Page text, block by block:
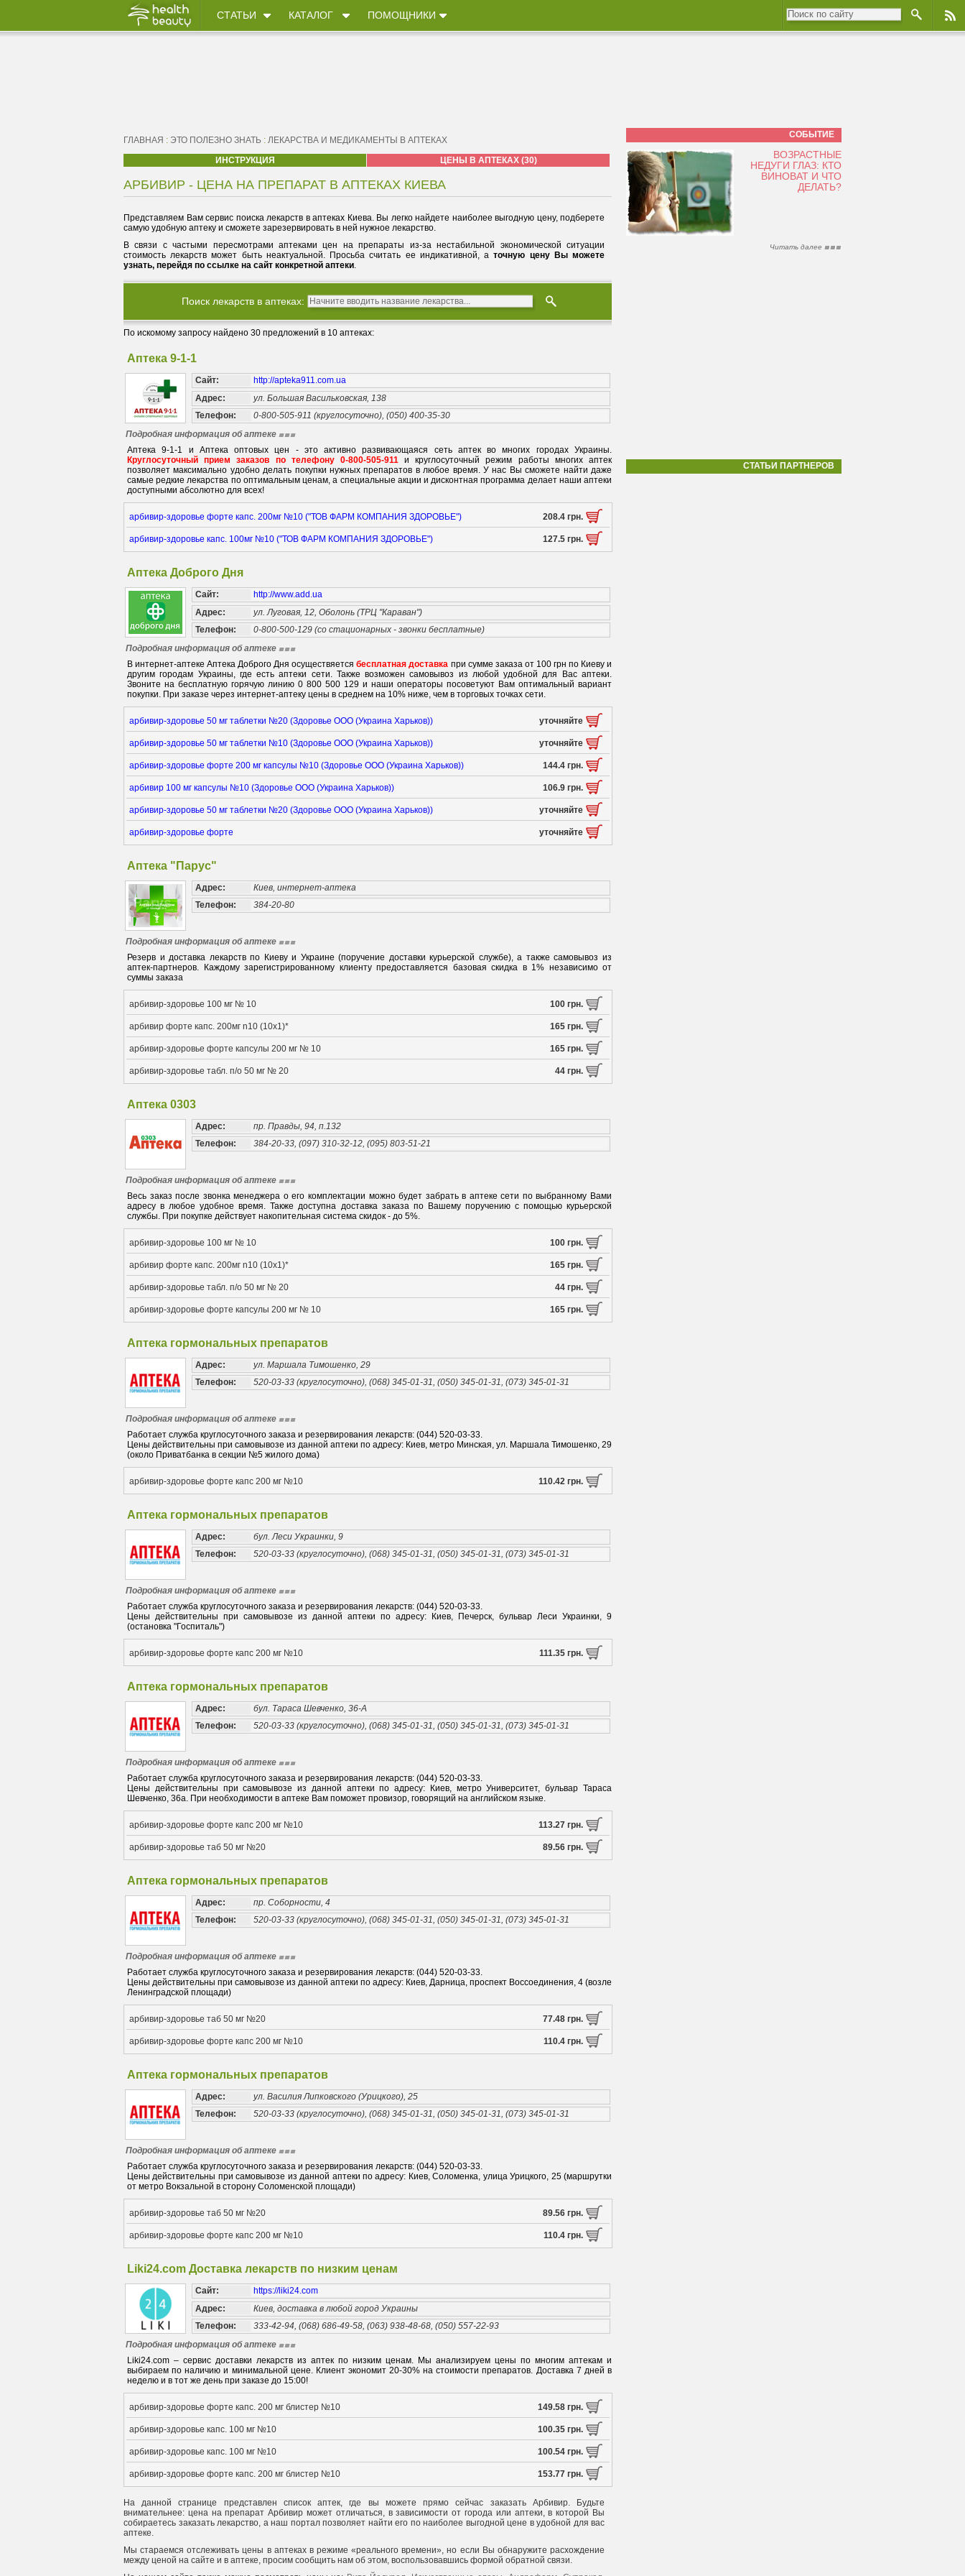
СТАТЬИ КАТАЛОГ ПОМОЩНИКИ
ГЛАВНАЯ : ЭТО ПОЛЕЗНО ЗНАТЬ : ЛЕКАРСТВА И МЕДИКАМЕНТЫ В АПТЕКАХ
ИНСТРУКЦИЯ
ЦЕНЫ В АПТЕКАХ (30)
АРБИВИР - ЦЕНА НА ПРЕПАРАТ В АПТЕКАХ КИЕВА
Представляем Вам сервис поиска лекарств в аптеках Киева. Вы легко найдете наиболее выгодную цену, подберете
самую удобную аптеку и сможете зарезервировать в ней нужное лекарство.
В связи с частыми пересмотрами аптеками цен на препараты из-за нестабильной экономической ситуации
стоимость лекарств может быть неактуальной. Просьба считать ее индикативной, аточную цену Вы можете
узнать, перейдя по ссылке на сайт конкретной аптеки.
Поиск лекарств в аптеках:
По искомому запросу найдено 30 предложений в 10 аптеках:
Аптека 9-1-1
Сайт:
http://apteka911.com.ua
Адрес:
ул. Большая Васильковская, 138
Телефон:
0-800-505-911 (круглосуточно), (050) 400-35-30
Подробная информация об аптеке
Аптека 9-1-1 и Аптека оптовых цен - это активно развивающаяся сеть аптек во многих городах Украины.
Круглосуточный прием заказов по телефону 0-800-505-911и круглосуточный режим работы многих аптек
позволяет максимально удобно делать покупки нужных препаратов в любое время. У нас Вы сможете найти даже
самые редкие лекарства по оптимальным ценам, а специальные акции и дисконтная программа делает наши аптеки
доступными абсолютно для всех!
арбивир-здоровье форте капс. 200мг №10 ("ТОВ ФАРМ КОМПАНИЯ ЗДОРОВЬЕ") 208.4 грн.
арбивир-здоровье капс. 100мг №10 ("ТОВ ФАРМ КОМПАНИЯ ЗДОРОВЬЕ") 127.5 грн.
Аптека Доброго Дня
Сайт:
http://www.add.ua
Адрес:
ул. Луговая, 12, Оболонь (ТРЦ "Караван")
Телефон:
0-800-500-129 (со стационарных - звонки бесплатные)
Подробная информация об аптеке
В интернет-аптеке Аптека Доброго Дня осуществяетсябесплатная доставка при сумме заказа от 100 грн по Киеву и
другим городам Украины, где есть аптеки сети. Также возможен самовывоз из любой удобной для Вас аптеки.
Звоните на бесплатную горячую линию 0 800 500 129 и наши операторы посоветуют Вам оптимальный вариант
покупки. При заказе через интернет-аптеку цены в среднем на 10% ниже, чем в торговых точках сети.
арбивир-здоровье 50 мг таблетки №20 (Здоровье ООО (Украина Харьков)) уточняйте
арбивир-здоровье 50 мг таблетки №10 (Здоровье ООО (Украина Харьков)) уточняйте
арбивир-здоровье форте 200 мг капсулы №10 (Здоровье ООО (Украина Харьков)) 144.4 грн.
арбивир 100 мг капсулы №10 (Здоровье ООО (Украина Харьков)) 106.9 грн.
арбивир-здоровье 50 мг таблетки №20 (Здоровье ООО (Украина Харьков)) уточняйте
арбивир-здоровье форте уточняйте
Аптека "Парус"
Адрес:
Киев, интернет-аптека
Телефон:
384-20-80
Подробная информация об аптеке
Резерв и доставка лекарств по Киеву и Украине (поручение доставки курьерской службе), а также самовывоз из
аптек-партнеров. Каждому зарегистрированному клиенту предоставляется базовая скидка в 1% независимо от
суммы заказа
арбивир-здоровье 100 мг № 10 100 грн.
арбивир форте капс. 200мг n10 (10х1)* 165 грн.
арбивир-здоровье форте капсулы 200 мг № 10 165 грн.
арбивир-здоровье табл. п/о 50 мг № 20 44 грн.
Аптека 0303
Адрес:
пр. Правды, 94, п.132
Телефон:
384-20-33, (097) 310-32-12, (095) 803-51-21
Подробная информация об аптеке
Весь заказ после звонка менеджера о его комплектации можно будет забрать в аптеке сети по выбранному Вами
адресу в любое удобное время. Также доступна доставка заказа по Вашему поручению с помощью курьерской
службы. При покупке действует накопительная система скидок - до 5%.
арбивир-здоровье 100 мг № 10 100 грн.
арбивир форте капс. 200мг n10 (10х1)* 165 грн.
арбивир-здоровье табл. п/о 50 мг № 20 44 грн.
арбивир-здоровье форте капсулы 200 мг № 10 165 грн.
Аптека гормональных препаратов
Адрес:
ул. Маршала Тимошенко, 29
Телефон:
520-03-33 (круглосуточно), (068) 345-01-31, (050) 345-01-31, (073) 345-01-31
Подробная информация об аптеке
Работает служба круглосуточного заказа и резервирования лекарств: (044) 520-03-33.
Цены действительны при самовывозе из данной аптеки по адресу: Киев, метро Минская, ул. Маршала Тимошенко, 29
(около Приватбанка в секции №5 жилого дома)
арбивир-здоровье форте капс 200 мг №10 110.42 грн.
Аптека гормональных препаратов
Адрес:
бул. Леси Украинки, 9
Телефон:
520-03-33 (круглосуточно), (068) 345-01-31, (050) 345-01-31, (073) 345-01-31
Подробная информация об аптеке
Работает служба круглосуточного заказа и резервирования лекарств: (044) 520-03-33.
Цены действительны при самовывозе из данной аптеки по адресу: Киев, Печерск, бульвар Леси Украинки, 9
(остановка "Госпиталь")
арбивир-здоровье форте капс 200 мг №10 111.35 грн.
Аптека гормональных препаратов
Адрес:
бул. Тараса Шевченко, 36-А
Телефон:
520-03-33 (круглосуточно), (068) 345-01-31, (050) 345-01-31, (073) 345-01-31
Подробная информация об аптеке
Работает служба круглосуточного заказа и резервирования лекарств: (044) 520-03-33.
Цены действительны при самовывозе из данной аптеки по адресу: Киев, метро Университет, бульвар Тараса
Шевченко, 36а. При необходимости в аптеке Вам поможет провизор, говорящий на английском языке.
арбивир-здоровье форте капс 200 мг №10 113.27 грн.
арбивир-здоровье таб 50 мг №20 89.56 грн.
Аптека гормональных препаратов
Адрес:
пр. Соборности, 4
Телефон:
520-03-33 (круглосуточно), (068) 345-01-31, (050) 345-01-31, (073) 345-01-31
Подробная информация об аптеке
Работает служба круглосуточного заказа и резервирования лекарств: (044) 520-03-33.
Цены действительны при самовывозе из данной аптеки по адресу: Киев, Дарница, проспект Воссоединения, 4 (возле
Ленинградской площади)
арбивир-здоровье таб 50 мг №20 77.48 грн.
арбивир-здоровье форте капс 200 мг №10 110.4 грн.
Аптека гормональных препаратов
Адрес:
ул. Василия Липковского (Урицкого), 25
Телефон:
520-03-33 (круглосуточно), (068) 345-01-31, (050) 345-01-31, (073) 345-01-31
Подробная информация об аптеке
Работает служба круглосуточного заказа и резервирования лекарств: (044) 520-03-33.
Цены действительны при самовывозе из данной аптеки по адресу: Киев, Соломенка, улица Урицкого, 25 (маршрутки
от метро Вокзальной в сторону Соломенской площади)
арбивир-здоровье таб 50 мг №20 89.56 грн.
арбивир-здоровье форте капс 200 мг №10 110.4 грн.
Liki24.com Доставка лекарств по низким ценам
Сайт:
https://liki24.com
Адрес:
Киев, доставка в любой город Украины
Телефон:
333-42-94, (068) 686-49-58, (063) 938-48-68, (050) 557-22-93
Подробная информация об аптеке
Liki24.com – сервис доставки лекарств из аптек по низким ценам. Мы анализируем цены по многим аптекам и
выбираем по наличию и минимальной цене. Клиент экономит 20-30% на стоимости препаратов. Доставка 7 дней в
неделю и в тот же день при заказе до 15:00!
арбивир-здоровье форте капс. 200 мг блистер №10 149.58 грн.
арбивир-здоровье капс. 100 мг №10 100.35 грн.
арбивир-здоровье капс. 100 мг №10 100.54 грн.
арбивир-здоровье форте капс. 200 мг блистер №10 153.77 грн.
На данной странице представлен список аптек, где вы можете прямо сейчас заказать Арбивир. Будьте
внимательнее: цена на препарат Арбивир может отличаться, в зависимости от города или аптеки, в которой Вы
собираетесь заказать лекарство, а наш портал позволяет найти его по наиболее выгодной цене в удобной для вас
аптеке.
Мы стараемся отслеживать цены в аптеках в режиме «реального времени», но если Вы обнаружите расхождение
между ценой на сайте и в аптеке, просим сообщить нам об этом, воспользовавшись формой обратной связи.
СОБЫТИЕ
ВОЗРАСТНЫЕ
НЕДУГИ ГЛАЗ: КТО
ВИНОВАТ И ЧТО
ДЕЛАТЬ?
Читать далее
СТАТЬИ ПАРТНЕРОВ